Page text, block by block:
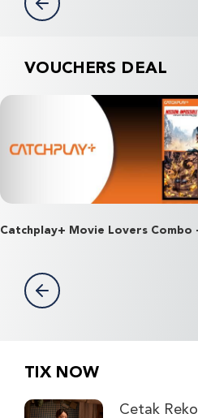
VOUCHERS DEAL
Catchplay+ Movie Lovers Combo
TIX NOW
Cetak